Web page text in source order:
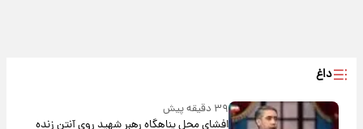
داغ
۳۹ دقیقه پیش
افشای محل پناهگاه‌ رهبر شهید روی آنتن زنده